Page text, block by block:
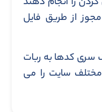
از طریق فایل
سری کدها به ربات
سایت را می